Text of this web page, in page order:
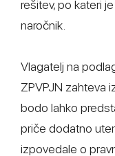
rešitev, po kateri
naročnik.
Vlagatelj na
ZPVPJN zahteva
bodo lahko
priče dodatno
izpovedale o